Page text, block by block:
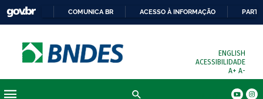
COMUNICA BR ACESSO À INFORMAÇÃO
ENGLISH
ACESSIBILIDADE
A+ A-